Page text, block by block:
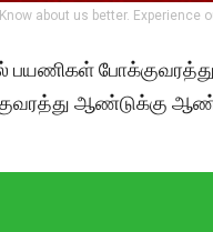
about us better.
பயணிகள்
ஆண்டுக்கு